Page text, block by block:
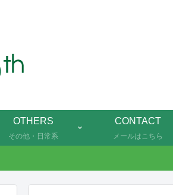
OTHERS
その他・日常系
CONTACT
メールはこちら